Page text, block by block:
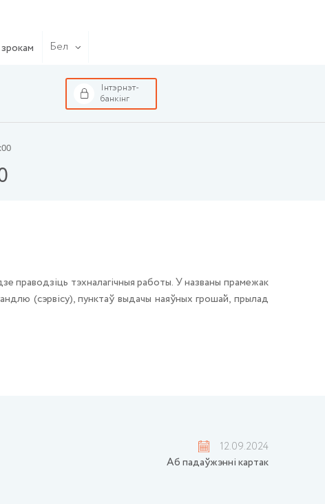
Бел
Інтэрнэт-
банкінг
праводзіць тэхналагічныя работы. У названы прамежак
(сэрвісу), пунктаў выдачы наяўных грошай, прылад
12.09.2024
Аб падаўжэнні картак